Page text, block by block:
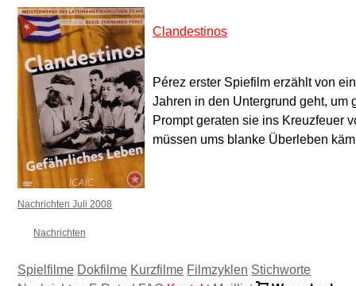
Clandestinos
Pérez erster Spiefilm erzählt von
Jahren in den Untergrund geht, um
Prompt geraten sie ins Kreuzfeuer
müssen ums blanke Überleben
Nachrichten Juli 2008
Nachrichten
Spielfilme Dokfilme Kurzfilme Filmzyklen Stichworte